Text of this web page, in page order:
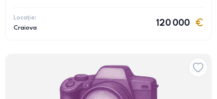
Locație:
Craiova
120 000